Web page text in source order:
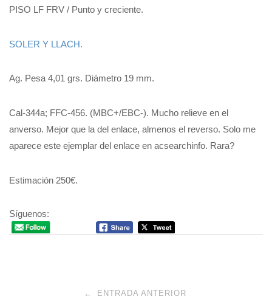
PISO LF FRV / Punto y creciente.
SOLER Y LLACH.
Ag. Pesa 4,01 grs. Diámetro 19 mm.
Cal-344a; FFC-456. (MBC+/EBC-). Mucho relieve en el
anverso. Mejor que la del enlace, almenos el reverso. Solo me
aparece este ejemplar del enlace en acsearchinfo. Rara?
Estimación 250€.
Síguenos:
Navegación
← ENTRADA ANTERIOR